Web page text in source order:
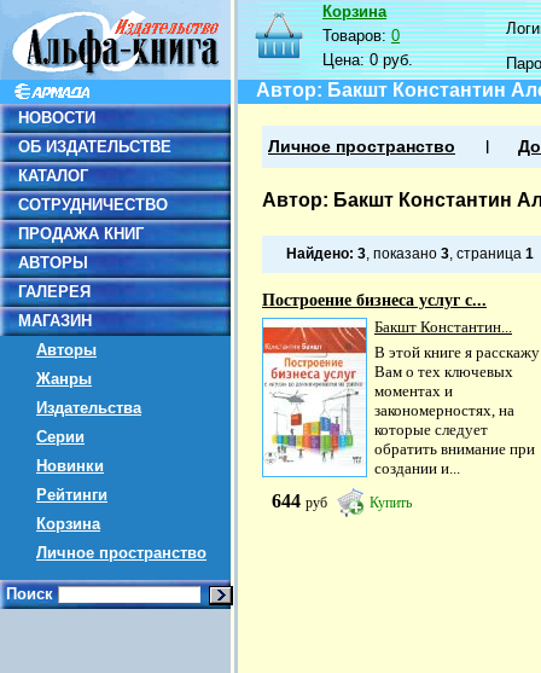
НОВОСТИ
ОБ ИЗДАТЕЛЬСТВЕ
КАТАЛОГ
СОТРУДНИЧЕСТВО
ПРОДАЖА КНИГ
АВТОРЫ
ГАЛЕРЕЯ
МАГАЗИН
Авторы
Жанры
Издательства
Серии
Новинки
Рейтинги
Корзина
Личное пространство
Поиск
Корзина
Товаров:0
Цена:0 руб.
Автор: Бакшт Константин
Личное пространство
Автор: Бакшт Константин
Найдено: 3, показано 3, страница 1
Построение бизнеса услуг с...
Бакшт Константин...
В этой книге я расскажу
Вам о тех ключевых
моментах и
закономерностях, на
которые следует
обратить внимание при
создании и...
644 руб Купить